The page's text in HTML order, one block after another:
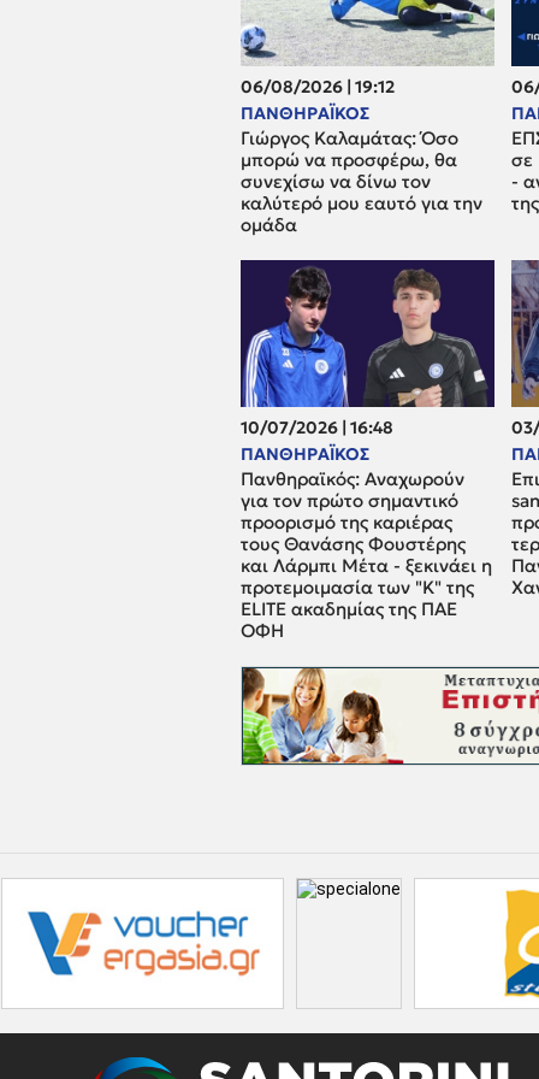
06/08/2026 | 19:12
ΠΑΝΘΗΡΑΪΚΟΣ
Γιώργος Καλαμάτας: Όσο
μπορώ να προσφέρω, θα
συνεχίσω να δίνω τον
καλύτερό μου εαυτό για την
ομάδα
σε
-
10/07/2026 | 16:48
ΠΑΝΘΗΡΑΪΚΟΣ
Πανθηραϊκός: Αναχωρούν
για τον πρώτο σημαντικό
προορισμό της καριέρας
τους Θανάσης Φουστέρης
και Λάρμπι Μέτα - ξεκινάει η
προτεμοιμασία των "Κ" της
ELITE ακαδημίας της ΠΑΕ
ΟΦΗ